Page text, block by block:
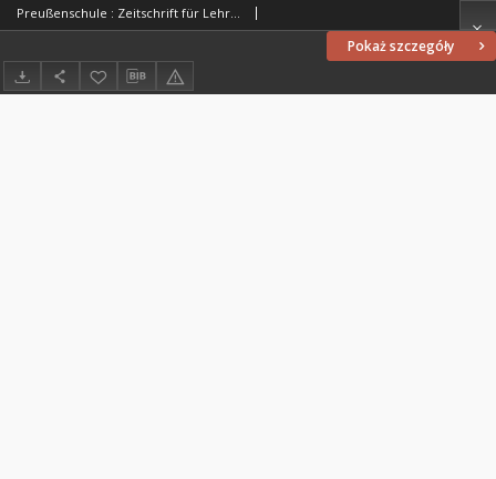
Pokaż szczegóły
Preußenschule : Zeitschrift für Lehrer und Freunde der Menschenbildung von allen Confessionen : herausgegeben vor Schulmännern in Preußen, 1834, nr 37